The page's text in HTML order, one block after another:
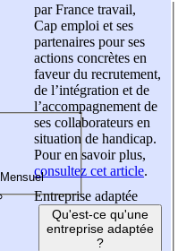
par France travail,
Cap emploi et ses
partenaires pour ses
actions concrètes en
faveur du recrutement,
de l’intégration et de
l’accompagnement de
ses collaborateurs en
situation de handicap.
Pour en savoir plus,
consultez cet article.
Entreprise adaptée
Qu'est-ce qu'une
entreprise adaptée
?